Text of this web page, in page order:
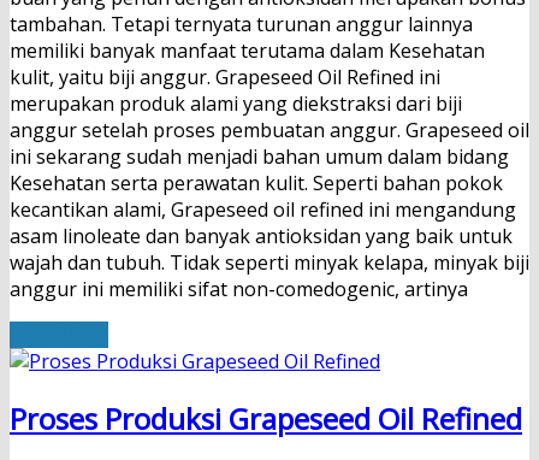
tambahan. Tetapi ternyata turunan anggur lainnya
memiliki banyak manfaat terutama dalam Kesehatan
kulit, yaitu biji anggur. Grapeseed Oil Refined ini
merupakan produk alami yang diekstraksi dari biji
anggur setelah proses pembuatan anggur. Grapeseed oil
ini sekarang sudah menjadi bahan umum dalam bidang
Kesehatan serta perawatan kulit. Seperti bahan pokok
kecantikan alami, Grapeseed oil refined ini mengandung
asam linoleate dan banyak antioksidan yang baik untuk
wajah dan tubuh. Tidak seperti minyak kelapa, minyak biji
anggur ini memiliki sifat non-comedogenic, artinya
Proses Produksi Grapeseed Oil Refined